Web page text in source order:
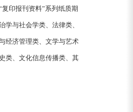
印报刊资料”系列纸质期
学与社会学类、法律类、
经济管理类、文学与艺术
类、文化信息传播类、其